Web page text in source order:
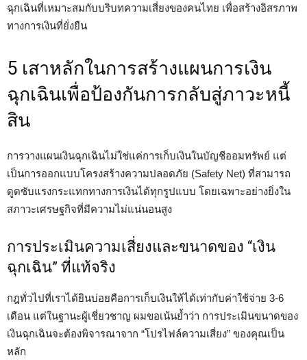
ฉุกเฉินที่เหมาะสมกับบริบทความเสี่ยงของคนไทย เพื่อสร้างอิสรภาพ
ทางการเงินที่ยั่งยืน
5 เสาหลักในการสร้างแผนการเงิน
ฉุกเฉินเพื่อป้องกันการกลับสู่ภาวะหนี้
สิน
การวางแผนเงินฉุกเฉินไม่ใช่แค่การเก็บเงินในบัญชีออมทรัพย์ แต่
เป็นการออกแบบโครงสร้างความปลอดภัย (Safety Net) ที่สามารถ
ดูดซับแรงกระแทกทางการเงินได้ทุกรูปแบบ โดยเฉพาะอย่างยิ่งใน
สภาวะเศรษฐกิจที่มีความไม่แน่นอนสูง
การประเมินความเสี่ยงและขนาดของ “เงิน
ฉุกเฉิน” ที่แท้จริง
กฎทั่วไปที่เราได้ยินบ่อยคือการเก็บเงินให้ได้เท่ากับค่าใช้จ่าย 3-6
เดือน แต่ในฐานะผู้เชี่ยวชาญ ผมขอเน้นย้ำว่า การประเมินขนาดของ
เงินฉุกเฉินจะต้องพิจารณาจาก “โปรไฟล์ความเสี่ยง” ของคุณเป็น
หลัก